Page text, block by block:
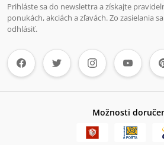
Prihláste sa do newslettra a získajte
ponukách, akciách a zľavách. Zo zasielania
odhlásiť.
Možnosti